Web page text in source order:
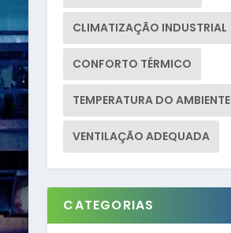
CLIMATIZAÇÃO INDUSTRIAL
CONFORTO TÉRMICO
TEMPERATURA DO AMBIENTE
VENTILAÇÃO ADEQUADA
CATEGORIAS